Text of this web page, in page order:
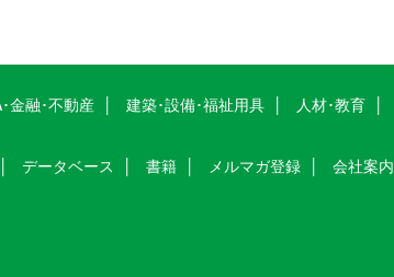
金融･不動産 建築･設備･福祉用具 人材･教育
データベース 書籍 メルマガ登録 会社案内